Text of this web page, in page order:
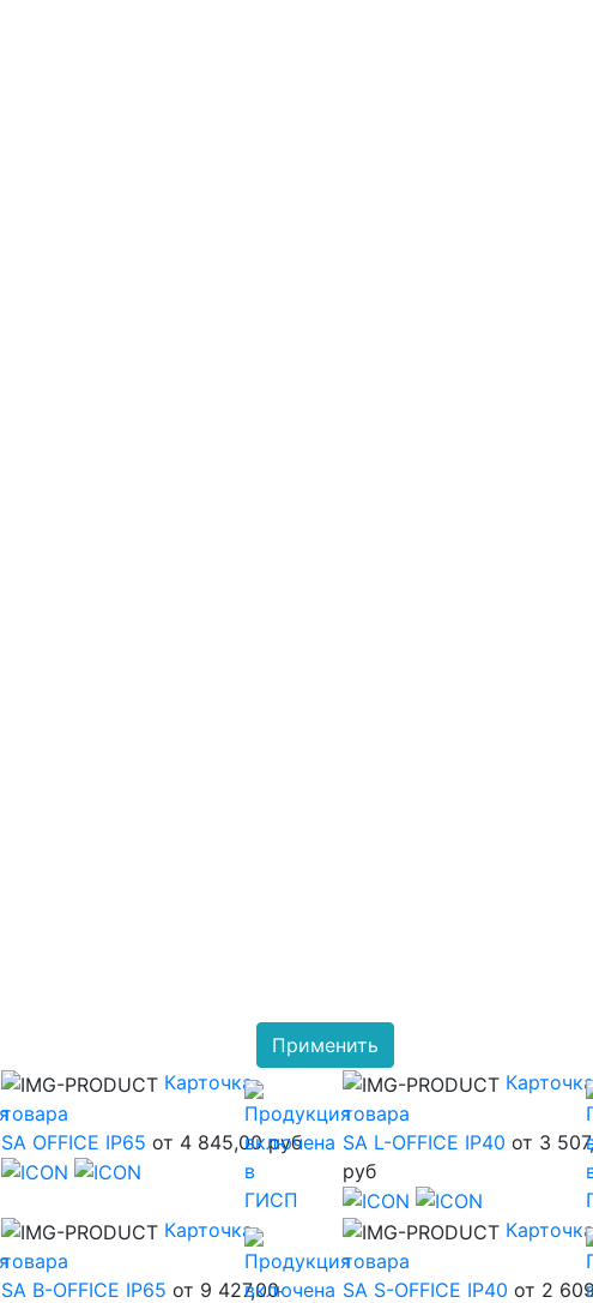
Применить
Карточка
товара
SA OFFICE IP65 от 4 845,00 руб
Карточка
товара
SA L-OFFICE IP40 от 3
руб
Карточка
товара
SA B-OFFICE IP65 от 9 427,00
Карточка
товара
SA S-OFFICE IP40 от 2